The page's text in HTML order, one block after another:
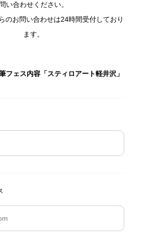
問い合わせください。
のお問い合わせは24時間受付しており
ます。
ェス内容「スティロアート軽井沢」